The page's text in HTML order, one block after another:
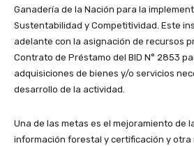
Ganadería de la Nación para la
Sustentabilidad y Competitividad. Este
adelante con la asignación de recursos
Contrato de Préstamo del BID N° 2853
adquisiciones de bienes y/o servicios
desarrollo de la actividad.
Una de las metas es el mejoramiento de
información forestal y certificación y otra